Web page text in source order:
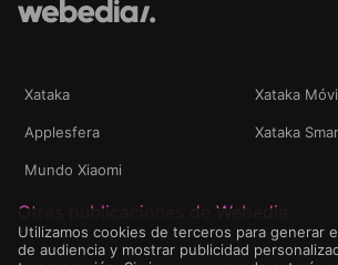
Xataka Xataka
Applesfera Xataka
Mundo Xiaomi
Otras publicaciones de Webedia
Utilizamos cookies de terceros para generar
de audiencia y mostrar publicidad